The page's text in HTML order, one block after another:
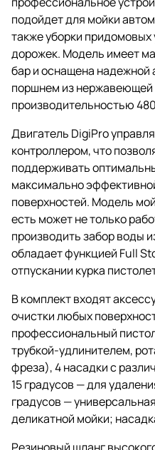
подойдет для мойки
также уборки придомовых
дорожек. Модель имеет
бар и оснащена
поршнем из нержавеющей
производительностью
Двигатель DigiPro
контроллером, что
поддерживать
максимально
поверхностей. Модель
есть может не только
производить забор воды
обладает функцией Full
отпускании курка
В комплект входят
очистки любых
профессиональный
трубкой-удлинителем,
фреза), 4 насадки с
15 градусов — для
градусов —
деликатной мойки;